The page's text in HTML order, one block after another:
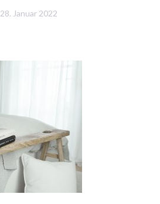
28. Januar 2022